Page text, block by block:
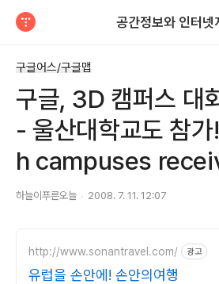
공간정보와 인터넷
구글어스/구글맵
구글, 3D 캠퍼스 대
- 울산대학교도 참
h campuses
하늘이푸른오늘 2008. 7. 11. 12:07
http://www.sonantravel.com/ 광고
유럽을 손안에! 손안의여행